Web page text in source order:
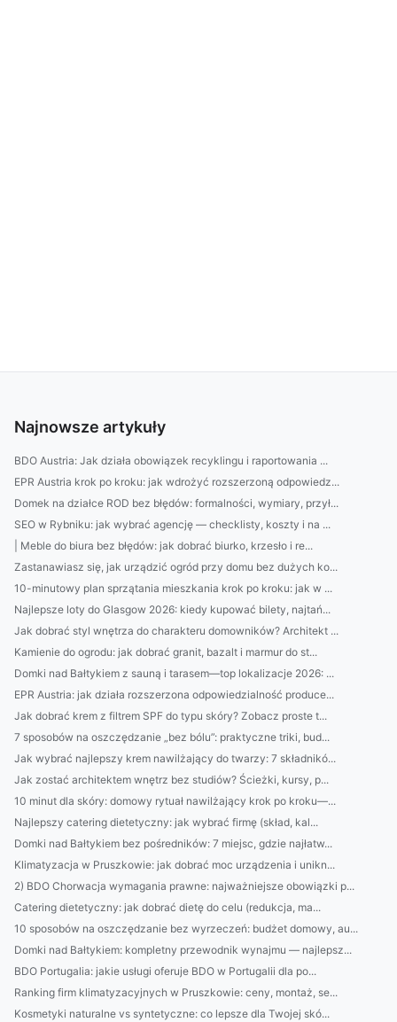
Najnowsze artykuły
BDO Austria: Jak działa obowiązek recyklingu i raportowania ...
EPR Austria krok po kroku: jak wdrożyć rozszerzoną odpowiedz...
Domek na działce ROD bez błędów: formalności, wymiary, przył...
SEO w Rybniku: jak wybrać agencję — checklisty, koszty i na ...
| Meble do biura bez błędów: jak dobrać biurko, krzesło i re...
Zastanawiasz się, jak urządzić ogród przy domu bez dużych ko...
10-minutowy plan sprzątania mieszkania krok po kroku: jak w ...
Najlepsze loty do Glasgow 2026: kiedy kupować bilety, najtań...
Jak dobrać styl wnętrza do charakteru domowników? Architekt ...
Kamienie do ogrodu: jak dobrać granit, bazalt i marmur do st...
Domki nad Bałtykiem z sauną i tarasem—top lokalizacje 2026: ...
EPR Austria: jak działa rozszerzona odpowiedzialność produce...
Jak dobrać krem z filtrem SPF do typu skóry? Zobacz proste t...
7 sposobów na oszczędzanie „bez bólu”: praktyczne triki, bud...
Jak wybrać najlepszy krem nawilżający do twarzy: 7 składnikó...
Jak zostać architektem wnętrz bez studiów? Ścieżki, kursy, p...
10 minut dla skóry: domowy rytuał nawilżający krok po kroku—...
Najlepszy catering dietetyczny: jak wybrać firmę (skład, kal...
Domki nad Bałtykiem bez pośredników: 7 miejsc, gdzie najłatw...
Klimatyzacja w Pruszkowie: jak dobrać moc urządzenia i unikn...
2) BDO Chorwacja wymagania prawne: najważniejsze obowiązki p...
Catering dietetyczny: jak dobrać dietę do celu (redukcja, ma...
10 sposobów na oszczędzanie bez wyrzeczeń: budżet domowy, au...
Domki nad Bałtykiem: kompletny przewodnik wynajmu — najlepsz...
BDO Portugalia: jakie usługi oferuje BDO w Portugalii dla po...
Ranking firm klimatyzacyjnych w Pruszkowie: ceny, montaż, se...
Kosmetyki naturalne vs syntetyczne: co lepsze dla Twojej skó...